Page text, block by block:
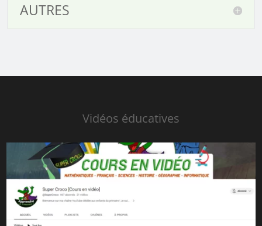
AUTRES
Vidéos éducatives